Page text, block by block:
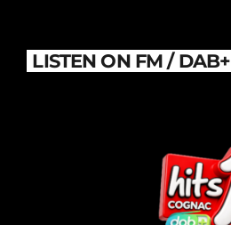
LISTEN ON FM / DAB+